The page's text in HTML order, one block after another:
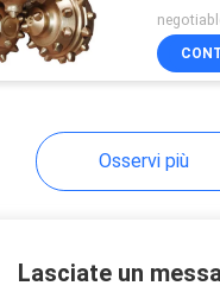
Osservi più
Lasciate un